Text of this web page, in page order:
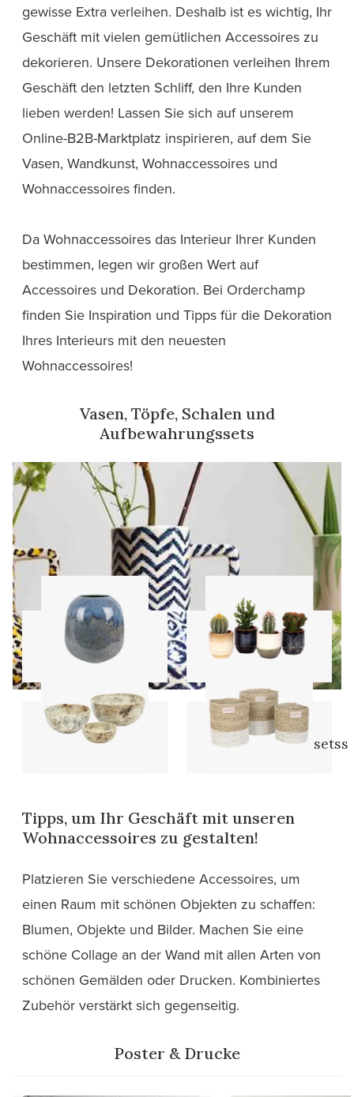
gewisse Extra verleihen. Deshalb ist es wichtig, Ihr
Geschäft mit vielen gemütlichen Accessoires zu
dekorieren. Unsere Dekorationen verleihen Ihrem
Geschäft den letzten Schliff, den Ihre Kunden
lieben werden! Lassen Sie sich auf unserem
Online-B2B-Marktplatz inspirieren, auf dem Sie
Vasen, Wandkunst, Wohnaccessoires und
Wohnaccessoires finden.
Da Wohnaccessoires das Interieur Ihrer Kunden
bestimmen, legen wir großen Wert auf
Accessoires und Dekoration. Bei Orderchamp
finden Sie Inspiration und Tipps für die Dekoration
Ihres Interieurs mit den neuesten
Wohnaccessoires!
Vasen, Töpfe, Schalen und
Aufbewahrungssets
Vasen Töpfe
Schalen Aufbewahrungssetss
Tipps, um Ihr Geschäft mit unseren
Wohnaccessoires zu gestalten!
Platzieren Sie verschiedene Accessoires, um
einen Raum mit schönen Objekten zu schaffen:
Blumen, Objekte und Bilder. Machen Sie eine
schöne Collage an der Wand mit allen Arten von
schönen Gemälden oder Drucken. Kombiniertes
Zubehör verstärkt sich gegenseitig.
Poster & Drucke